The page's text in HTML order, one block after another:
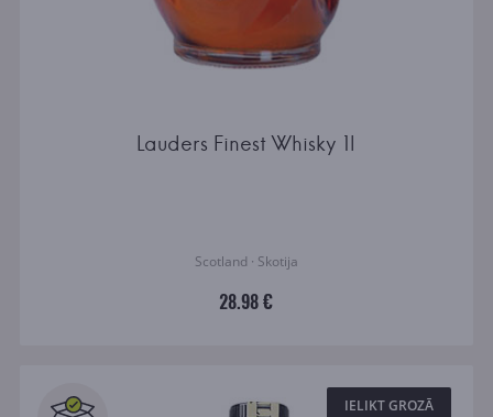
Lauders Finest Whisky 1l
Scotland · Skotija
28.98 €
IELIKT GROZĀ